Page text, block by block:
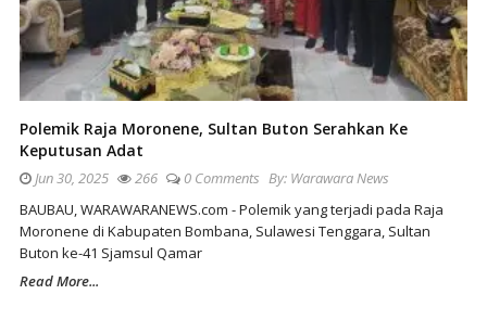
Polemik Raja Moronene, Sultan Buton Serahkan Ke
Keputusan Adat
Jun 30, 2025 266 0 Comments By: Warawara News
BAUBAU, WARAWARANEWS.com - Polemik yang terjadi pada Raja
Moronene di Kabupaten Bombana, Sulawesi Tenggara, Sultan
Buton ke-41 Sjamsul Qamar
Read More...